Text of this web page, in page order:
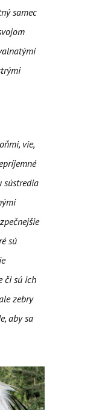
samec
vie,
sústredia
sú
či sú ich
zebry
aby sa